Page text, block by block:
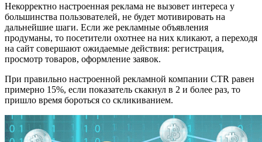
Некорректно настроенная реклама не вызовет интереса у
большинства пользователей, не будет мотивировать на
дальнейшие шаги. Если же рекламные объявления
продуманы, то посетители охотнее на них кликают, а переходя
на сайт совершают ожидаемые действия: регистрация,
просмотр товаров, оформление заявок.
При правильно настроенной рекламной компании CTR равен
примерно 15%, если показатель скакнул в 2 и более раз, то
пришло время бороться со скликиванием.